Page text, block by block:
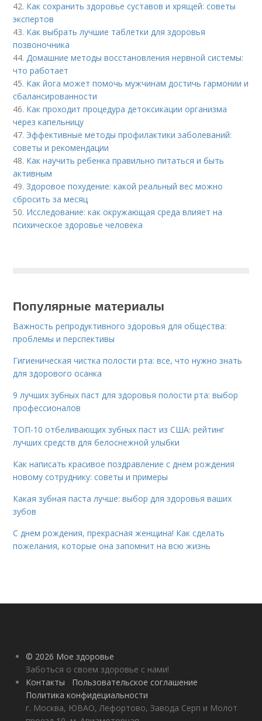
42. Как сохранить здоровье суставов и хрящей: советы
экспертов
43. Как выбрать лучшие таблетки для здоровья
позвоночника
44.Домашние методы восстановления нервной системы:
что работает
45. Как йога может помочь мужчинам достичь гармонии и
сбалансированности
46. Как проходит процедура детоксикации организма
через капельницу
47. Эффективные методы профилактики заболеваний:
советы и рекомендации
48. Как научить ребенка правильно питаться и быть
активным
49.Здоровое похудение: какой реальный вес можно
сбросить за месяц
50. Исследование: как окружающая среда влияет на
психическое здоровье человека
Популярные материалы
Важность репродуктивного здоровья для общества:
проблемы и перспективы
Гигиеническая чистка полости рта: все, что нужно знать
для здорового осанка
9 лучших зубных паст для здоровья полости рта: выбор
профессионалов
ТОП-10 отбеливающих зубных паст из США: рейтинг
лучших средств для белоснежной улыбки
Как написать красивое поздравление с днем рождения
новому сотруднику: советы и примеры
Какая зубная паста лучше: выбор для здоровья ваших
зубов
С днем рождения, прекрасная женщина! Как сделать
пожелания, которые она запомнит на всю жизнь
© 2026 Мое здоровье
Заботься о своем здоровье с нами!
Контакты
Пользовательское соглашение
Политика конфидециальности
г. Москва, ЮВАО, Лефортово, Завода Серп и Молот